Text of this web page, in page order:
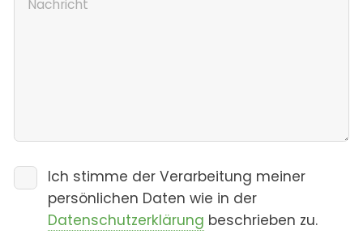
Ich stimme der Verarbeitung meiner
persönlichen Daten wie in der
Datenschutzerklärung beschrieben zu.